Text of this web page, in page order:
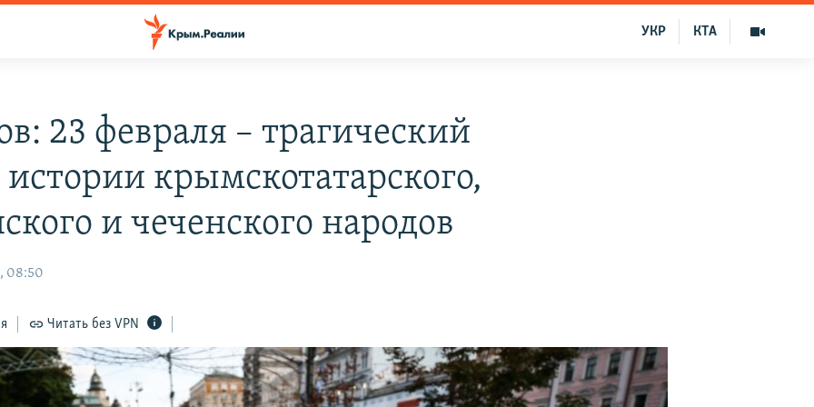
КТА
УКР
23 февраля – трагический
истории крымскотатарского,
и чеченского народов
08:50
Читать без VPN